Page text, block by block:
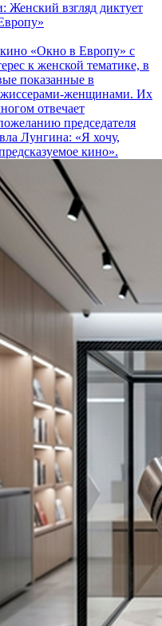
Женский взгляд диктует
кино «Окно в Европу» с
к женской тематике, в
показанные в
женщинами. Их
отвечает
председателя
Лунгина: «Я хочу,
кино».